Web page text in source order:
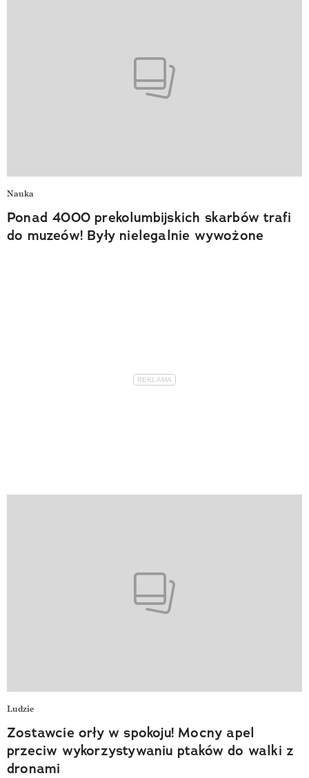
Nauka
Ponad 4000 prekolumbijskich skarbów trafi
do muzeów! Były nielegalnie wywożone
Ludzie
Zostawcie orły w spokoju! Mocny apel
przeciw wykorzystywaniu ptaków do walki z
dronami